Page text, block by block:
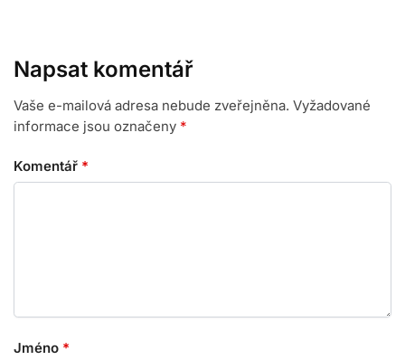
Napsat komentář
Vaše e-mailová adresa nebude zveřejněna. Vyžadované
informace jsou označeny *
Komentář *
Jméno *